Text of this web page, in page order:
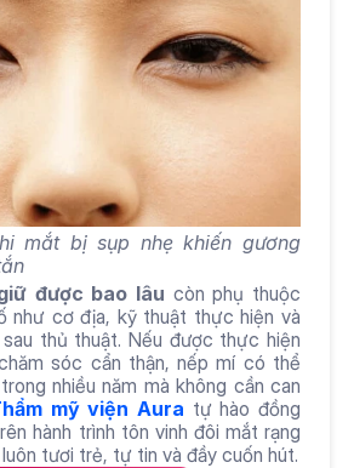
mắt bị sụp nhẹ khiến gương
được bao lâu còn phụ thuộc
như cơ địa, kỹ thuật thực hiện và
thủ thuật. Nếu được thực hiện
sóc cẩn thận, nếp mí có thể
nhiều năm mà không cần can
mỹ viện Aura tự hào đồng
hành trình tôn vinh đôi mắt rạng
luôn tươi trẻ, tự tin và đầy cuốn hút.